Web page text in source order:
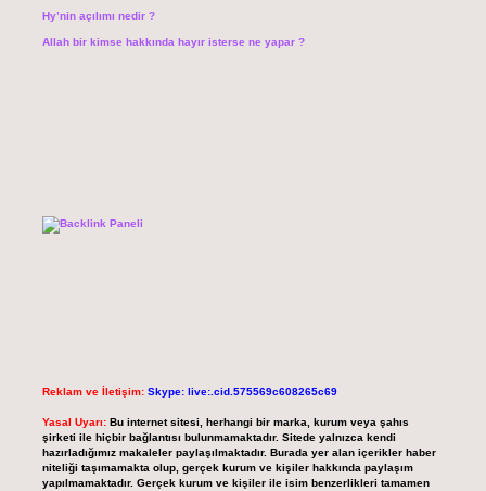
Hy’nin açılımı nedir ?
Allah bir kimse hakkında hayır isterse ne yapar ?
Reklam ve İletişim: Skype: live:.cid.575569c608265c69
Yasal Uyarı: Bu internet sitesi, herhangi bir marka, kurum veya şahıs
şirketi ile hiçbir bağlantısı bulunmamaktadır. Sitede yalnızca kendi
hazırladığımız makaleler paylaşılmaktadır. Burada yer alan içerikler haber
niteliği taşımamakta olup, gerçek kurum ve kişiler hakkında paylaşım
yapılmamaktadır. Gerçek kurum ve kişiler ile isim benzerlikleri tamamen